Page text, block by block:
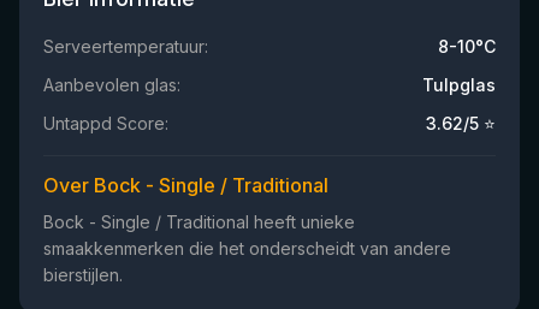
Serveertemperatuur:
8-10°C
Aanbevolen glas:
Tulpglas
Untappd Score:
3.62/5 ⭐
Over Bock - Single / Traditional
Bock - Single / Traditional heeft unieke
smaakkenmerken die het onderscheidt van andere
bierstijlen.